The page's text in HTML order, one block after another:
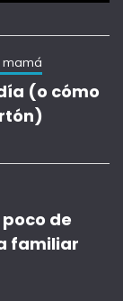
mamá
(o cómo
de
familiar